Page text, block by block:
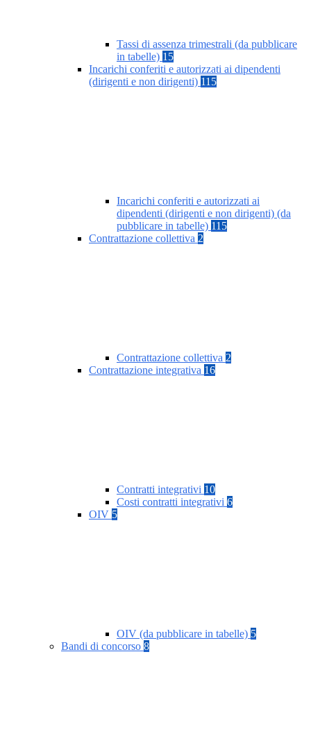
Tassi di assenza trimestrali (da pubblicare
in tabelle) 15
Incarichi conferiti e autorizzati ai dipendenti
(dirigenti e non dirigenti) 115
Incarichi conferiti e autorizzati ai
dipendenti (dirigenti e non dirigenti) (da
pubblicare in tabelle) 115
Contrattazione collettiva 2
Contrattazione collettiva 2
Contrattazione integrativa 16
Contratti integrativi 10
Costi contratti integrativi 6
OIV 5
OIV (da pubblicare in tabelle) 5
Bandi di concorso 8